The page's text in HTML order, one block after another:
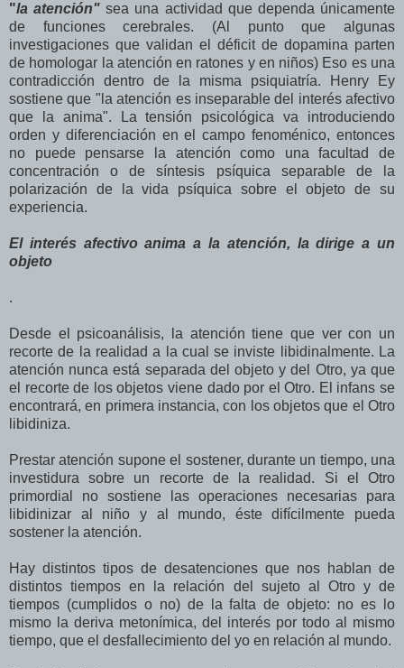
"la atención" sea una actividad que dependa únicamente
de funciones cerebrales. (Al punto que algunas
investigaciones que validan el déficit de dopamina parten
de homologar la atención en ratones y en niños) Eso es una
contradicción dentro de la misma psiquiatría. Henry Ey
sostiene que "la atención es inseparable del interés afectivo
que la anima". La tensión psicológica va introduciendo
orden y diferenciación en el campo fenoménico, entonces
no puede pensarse la atención como una facultad de
concentración o de síntesis psíquica separable de la
polarización de la vida psíquica sobre el objeto de su
experiencia.
El interés afectivo anima a la atención, la dirige a un
objeto
.
Desde el psicoanálisis, la atención tiene que ver con un
recorte de la realidad a la cual se inviste libidinalmente. La
atención nunca está separada del objeto y del Otro, ya que
el recorte de los objetos viene dado por el Otro. El infans se
encontrará, en primera instancia, con los objetos que el Otro
libidiniza.
Prestar atención supone el sostener, durante un tiempo, una
investidura sobre un recorte de la realidad. Si el Otro
primordial no sostiene las operaciones necesarias para
libidinizar al niño y al mundo, éste difícilmente pueda
sostener la atención.
Hay distintos tipos de desatenciones que nos hablan de
distintos tiempos en la relación del sujeto al Otro y de
tiempos (cumplidos o no) de la falta de objeto: no es lo
mismo la deriva metonímica, del interés por todo al mismo
tiempo, que el desfallecimiento del yo en relación al mundo.